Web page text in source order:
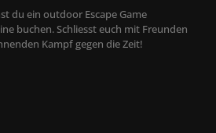
du ein outdoor Escape Game
buchen. Schliesst euch mit Freunden
Kampf gegen die Zeit!